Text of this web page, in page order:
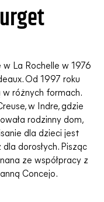
w La Rochelle w 1976
Od 1997 roku
różnych formach.
w Indre, gdzie
rodzinny dom,
dla dzieci jest
dorosłych. Pisząc
ze współpracy z
Concejo.